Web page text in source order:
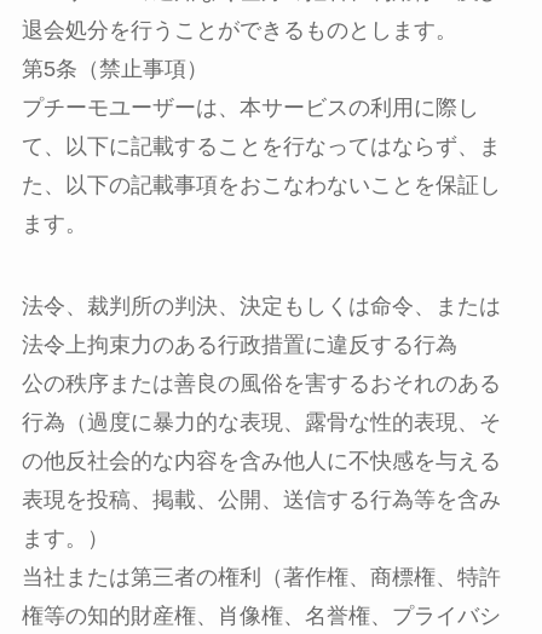
退会処分を行うことができるものとします。
第5条（禁止事項）
プチーモユーザーは、本サービスの利用に際し
て、以下に記載することを行なってはならず、ま
た、以下の記載事項をおこなわないことを保証し
ます。
法令、裁判所の判決、決定もしくは命令、または
法令上拘束力のある行政措置に違反する行為
公の秩序または善良の風俗を害するおそれのある
行為（過度に暴力的な表現、露骨な性的表現、そ
の他反社会的な内容を含み他人に不快感を与える
表現を投稿、掲載、公開、送信する行為等を含み
ます。）
当社または第三者の権利（著作権、商標権、特許
権等の知的財産権、肖像権、名誉権、プライバシ